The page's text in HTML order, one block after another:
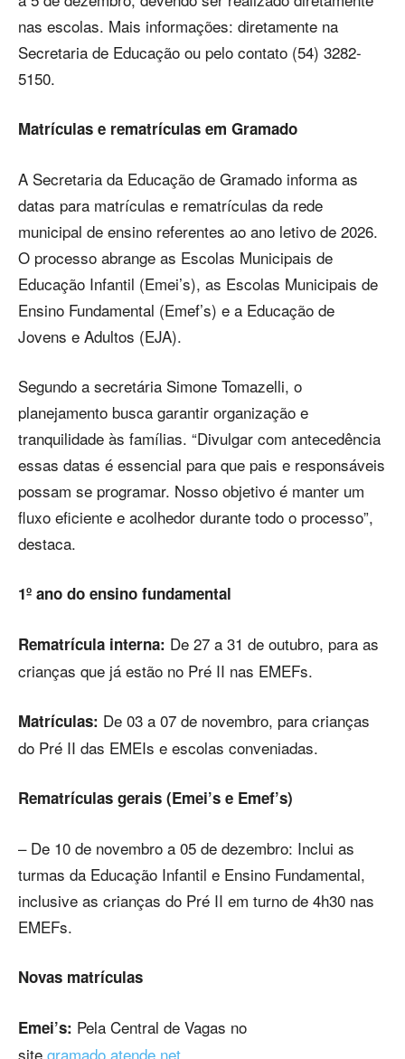
nas escolas. Mais informações: diretamente na
Secretaria de Educação ou pelo contato (54) 3282-
5150.
Matrículas e rematrículas em Gramado
A Secretaria da Educação de Gramado informa as
datas para matrículas e rematrículas da rede
municipal de ensino referentes ao ano letivo de 2026.
O processo abrange as Escolas Municipais de
Educação Infantil (Emei’s), as Escolas Municipais de
Ensino Fundamental (Emef’s) e a Educação de
Jovens e Adultos (EJA).
Segundo a secretária Simone Tomazelli, o
planejamento busca garantir organização e
tranquilidade às famílias. “Divulgar com antecedência
essas datas é essencial para que pais e responsáveis
possam se programar. Nosso objetivo é manter um
fluxo eficiente e acolhedor durante todo o processo”,
destaca.
1º ano do ensino fundamental
Rematrícula interna: De 27 a 31 de outubro, para as
crianças que já estão no Pré II nas EMEFs.
Matrículas: De 03 a 07 de novembro, para crianças
do Pré II das EMEIs e escolas conveniadas.
Rematrículas gerais (Emei’s e Emef’s)
– De 10 de novembro a 05 de dezembro: Inclui as
turmas da Educação Infantil e Ensino Fundamental,
inclusive as crianças do Pré II em turno de 4h30 nas
EMEFs.
Novas matrículas
Emei’s: Pela Central de Vagas no
site gramado.atende.net